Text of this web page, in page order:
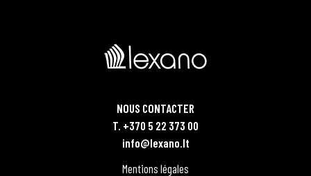
NOUS CONTACTER
T. +370 5 22 373 00
info@lexano.lt
Mentions légales